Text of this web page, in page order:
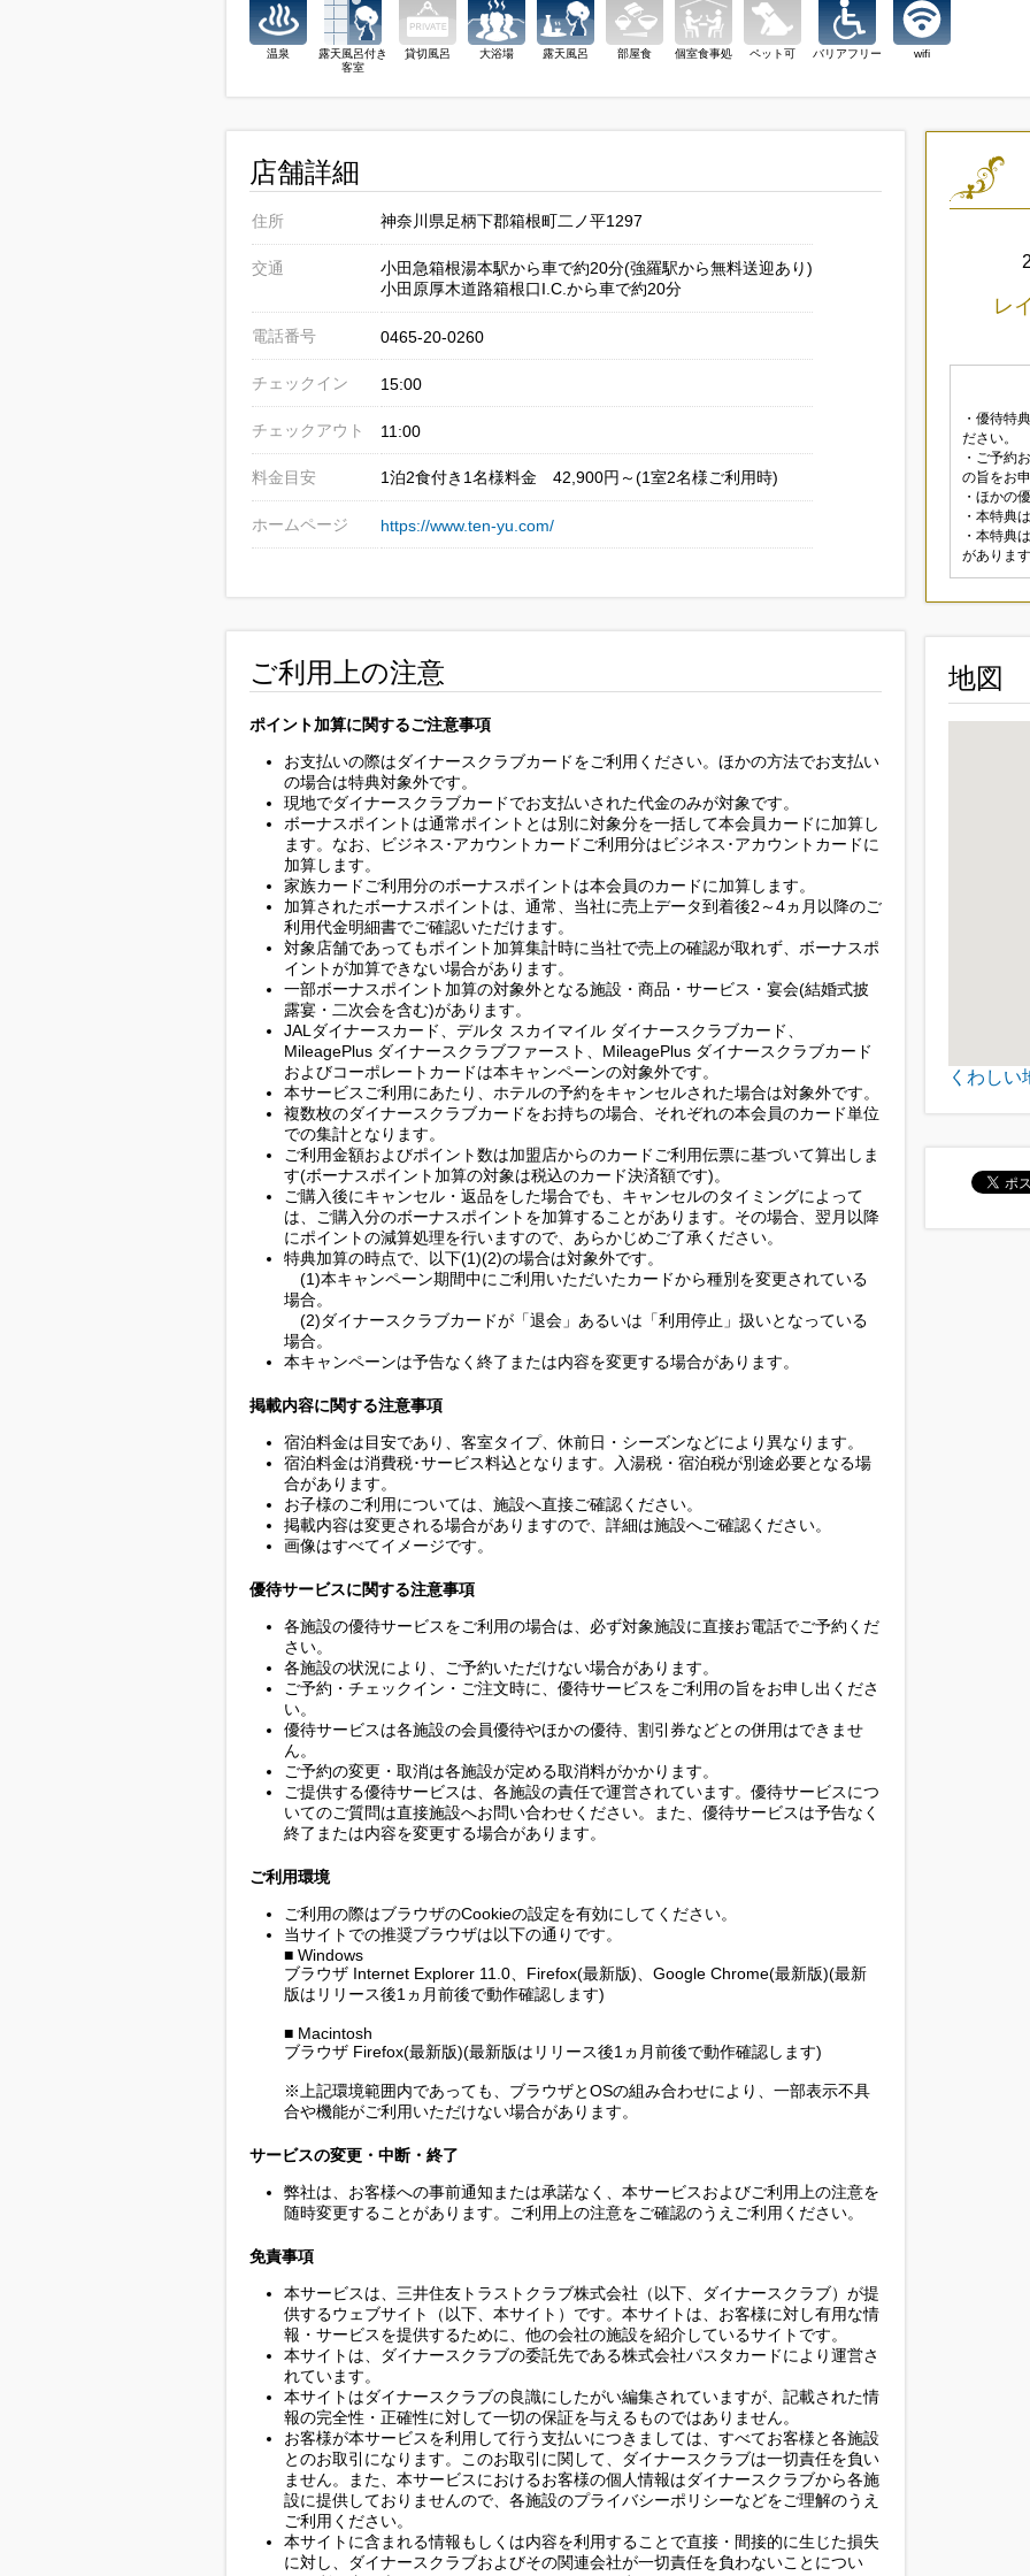
温泉
露天風呂付き
客室
貸切風呂 大浴場 露天風呂 部屋食 個室食事処 ペット可 バリアフリー wifi
店舗詳細
住所 神奈川県足柄下郡箱根町二ノ平1297
交通
小田急箱根湯本駅から車で約20分(強羅駅から無料送迎あり)
小田原厚木道路箱根口I.C.から車で約20分
電話番号 0465-20-0260
チェックイン 15:00
チェックアウト 11:00
料金目安 1泊2食付き1名様料金 42,900円～(1室2名様ご利用時)
ホームページ https://www.ten-yu.com/
ご利用上の注意
ポイント加算に関するご注意事項
お支払いの際はダイナースクラブカードをご利用ください。ほかの方法でお支払い
の場合は特典対象外です。
現地でダイナースクラブカードでお支払いされた代金のみが対象です。
ボーナスポイントは通常ポイントとは別に対象分を一括して本会員カードに加算し
ます。なお、ビジネス･アカウントカードご利用分はビジネス･アカウントカードに
加算します。
家族カードご利用分のボーナスポイントは本会員のカードに加算します。
加算されたボーナスポイントは、通常、当社に売上データ到着後2～4ヵ月以降のご
利用代金明細書でご確認いただけます。
対象店舗であってもポイント加算集計時に当社で売上の確認が取れず、ボーナスポ
イントが加算できない場合があります。
一部ボーナスポイント加算の対象外となる施設・商品・サービス・宴会(結婚式披
露宴・二次会を含む)があります。
JALダイナースカード、デルタ スカイマイル ダイナースクラブカード、
MileagePlus ダイナースクラブファースト、MileagePlus ダイナースクラブカード
およびコーポレートカードは本キャンペーンの対象外です。
本サービスご利用にあたり、ホテルの予約をキャンセルされた場合は対象外です。
複数枚のダイナースクラブカードをお持ちの場合、それぞれの本会員のカード単位
での集計となります。
ご利用金額およびポイント数は加盟店からのカードご利用伝票に基づいて算出しま
す(ボーナスポイント加算の対象は税込のカード決済額です)。
ご購入後にキャンセル・返品をした場合でも、キャンセルのタイミングによって
は、ご購入分のボーナスポイントを加算することがあります。その場合、翌月以降
にポイントの減算処理を行いますので、あらかじめご了承ください。
特典加算の時点で、以下(1)(2)の場合は対象外です。
(1)本キャンペーン期間中にご利用いただいたカードから種別を変更されている
場合。
(2)ダイナースクラブカードが「退会」あるいは「利用停止」扱いとなっている
場合。
本キャンペーンは予告なく終了または内容を変更する場合があります。
掲載内容に関する注意事項
宿泊料金は目安であり、客室タイプ、休前日・シーズンなどにより異なります。
宿泊料金は消費税･サービス料込となります。入湯税・宿泊税が別途必要となる場
合があります。
お子様のご利用については、施設へ直接ご確認ください。
掲載内容は変更される場合がありますので、詳細は施設へご確認ください。
画像はすべてイメージです。
優待サービスに関する注意事項
各施設の優待サービスをご利用の場合は、必ず対象施設に直接お電話でご予約くだ
さい。
各施設の状況により、ご予約いただけない場合があります。
ご予約・チェックイン・ご注文時に、優待サービスをご利用の旨をお申し出くださ
い。
優待サービスは各施設の会員優待やほかの優待、割引券などとの併用はできませ
ん。
ご予約の変更・取消は各施設が定める取消料がかかります。
ご提供する優待サービスは、各施設の責任で運営されています。優待サービスにつ
いてのご質問は直接施設へお問い合わせください。また、優待サービスは予告なく
終了または内容を変更する場合があります。
ご利用環境
ご利用の際はブラウザのCookieの設定を有効にしてください。
当サイトでの推奨ブラウザは以下の通りです。
■ Windows
ブラウザ Internet Explorer 11.0、Firefox(最新版)、Google Chrome(最新版)(最新
版はリリース後1ヵ月前後で動作確認します)
■ Macintosh
ブラウザ Firefox(最新版)(最新版はリリース後1ヵ月前後で動作確認します)
※上記環境範囲内であっても、ブラウザとOSの組み合わせにより、一部表示不具
合や機能がご利用いただけない場合があります。
サービスの変更・中断・終了
弊社は、お客様への事前通知または承諾なく、本サービスおよびご利用上の注意を
随時変更することがあります。ご利用上の注意をご確認のうえご利用ください。
免責事項
本サービスは、三井住友トラストクラブ株式会社（以下、ダイナースクラブ）が提
供するウェブサイト（以下、本サイト）です。本サイトは、お客様に対し有用な情
報・サービスを提供するために、他の会社の施設を紹介しているサイトです。
本サイトは、ダイナースクラブの委託先である株式会社パスタカードにより運営さ
れています。
本サイトはダイナースクラブの良識にしたがい編集されていますが、記載された情
報の完全性・正確性に対して一切の保証を与えるものではありません。
お客様が本サービスを利用して行う支払いにつきましては、すべてお客様と各施設
とのお取引になります。このお取引に関して、ダイナースクラブは一切責任を負い
ません。また、本サービスにおけるお客様の個人情報はダイナースクラブから各施
設に提供しておりませんので、各施設のプライバシーポリシーなどをご理解のうえ
ご利用ください。
本サイトに含まれる情報もしくは内容を利用することで直接・間接的に生じた損失
に対し、ダイナースクラブおよびその関連会社が一切責任を負わないことについ
レ
・優待特
ださい。
・ご予約
の旨をお
・ほかの
・本特典
・本特典
があります
地図
くわしい